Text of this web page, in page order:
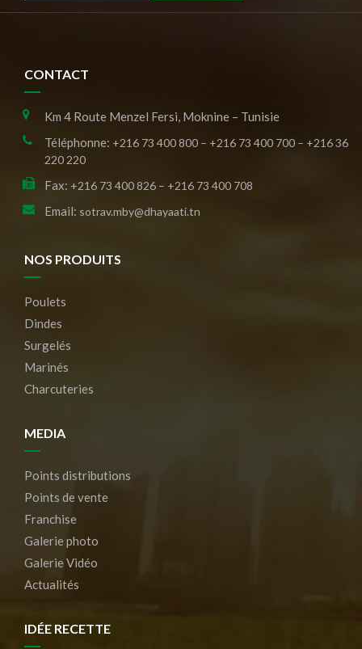
CONTACT
Km 4 Route Menzel Fersi, Moknine – Tunisie
Téléphonne: +216 73 400 800 – +216 73 400 700 – +216 36
220 220
Fax: +216 73 400 826 – +216 73 400 708
Email: sotrav.mby@dhayaati.tn
NOS PRODUITS
Poulets
Dindes
Surgelés
Marinés
Charcuteries
MEDIA
Points distributions
Points de vente
Franchise
Galerie photo
Galerie Vidéo
Actualités
IDÉE RECETTE